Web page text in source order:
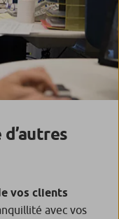
vos clients
avec vos